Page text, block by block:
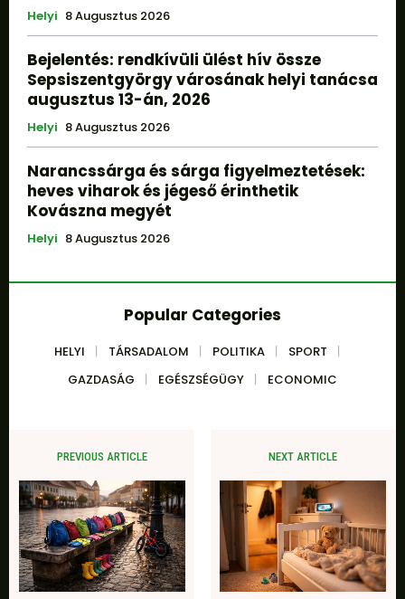
Helyi 8 Augusztus 2026
Bejelentés: rendkívüli ülést hív össze
Sepsiszentgyörgy városának helyi tanácsa
augusztus 13-án, 2026
Helyi 8 Augusztus 2026
Narancssárga és sárga figyelmeztetések:
heves viharok és jégeső érinthetik
Kovászna megyét
Helyi 8 Augusztus 2026
Popular Categories
HELYI TÁRSADALOM POLITIKA
SPORT
GAZDASÁG
EGÉSZSÉGÜGY ECONOMIC
PREVIOUS ARTICLE NEXT ARTICLE